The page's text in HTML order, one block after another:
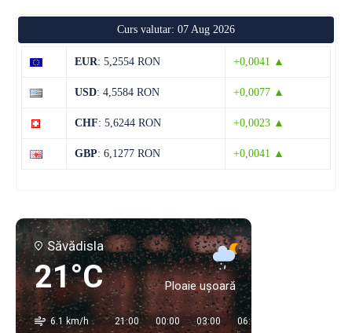
Curs valutar: 07 Aug 2026
EUR: 5,2554 RON +0,0041 ▲
USD: 4,5584 RON +0,0077 ▲
CHF: 5,6244 RON +0,0023 ▲
GBP: 6,1277 RON +0,0041 ▲
Săvădisla
21°C Ploaie ușoară
6.1 km/h 21:00 00:00 03:00 06:00